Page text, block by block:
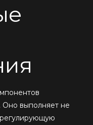
Оно выполняет не